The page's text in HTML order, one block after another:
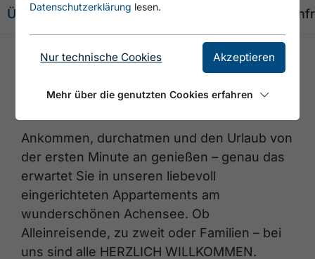
Übersicht Angebote Ausstattung
APPARTEMENTS
GLÜCKSEELIG AM ACHENSEE
Ankommen, durchatmen und den Urlaub von
der ersten Minute an genießen – genau das
erwartet Sie in unseren liebevoll
eingerichteten Appartements am
wunderschönen Achensee. Ob
Alleinreisende, zu zweit oder Familien – bei
uns sind alle HERZLICH WILLKOMMEN.
Datenschutzerklärung lesen.
Nur technische Cookies Akzeptieren
Mehr über die genutzten Cookies erfahren